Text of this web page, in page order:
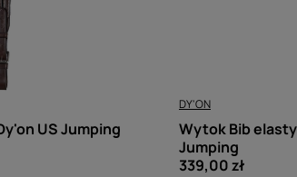
US Jumping
DY'ON
Wytok Bib
Jumping
339,00 zł